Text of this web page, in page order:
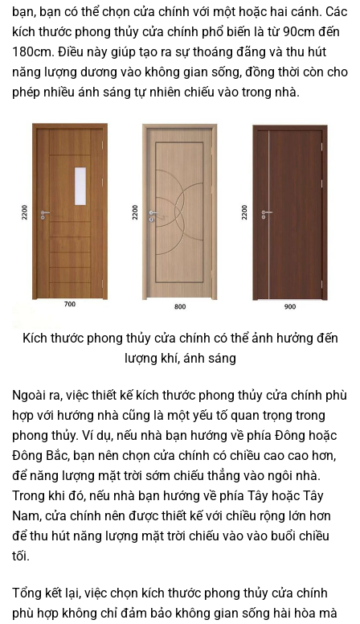
bạn, bạn có thể chọn cửa chính với một hoặc hai cánh. Các
kích thước phong thủy cửa chính phổ biến là từ 90cm đến
180cm. Điều này giúp tạo ra sự thoáng đãng và thu hút
năng lượng dương vào không gian sống, đồng thời còn cho
phép nhiều ánh sáng tự nhiên chiếu vào trong nhà.
Kích thước phong thủy cửa chính có thể ảnh hưởng đến
lượng khí, ánh sáng
Ngoài ra, việc thiết kế kích thước phong thủy cửa chính phù
hợp với hướng nhà cũng là một yếu tố quan trọng trong
phong thủy. Ví dụ, nếu nhà bạn hướng về phía Đông hoặc
Đông Bắc, bạn nên chọn cửa chính có chiều cao cao hơn,
để năng lượng mặt trời sớm chiếu thẳng vào ngôi nhà.
Trong khi đó, nếu nhà bạn hướng về phía Tây hoặc Tây
Nam, cửa chính nên được thiết kế với chiều rộng lớn hơn
để thu hút năng lượng mặt trời chiếu vào vào buổi chiều
tối.
Tổng kết lại, việc chọn kích thước phong thủy cửa chính
phù hợp không chỉ đảm bảo không gian sống hài hòa mà